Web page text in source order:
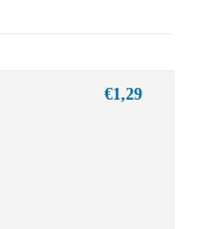
€1,29